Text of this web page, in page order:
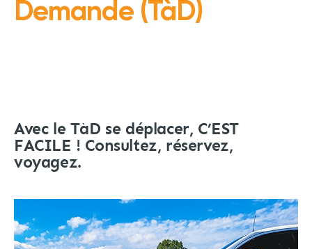
Demande (TàD)
Avec le TàD se déplacer, C’EST
FACILE ! Consultez, réservez,
voyagez.